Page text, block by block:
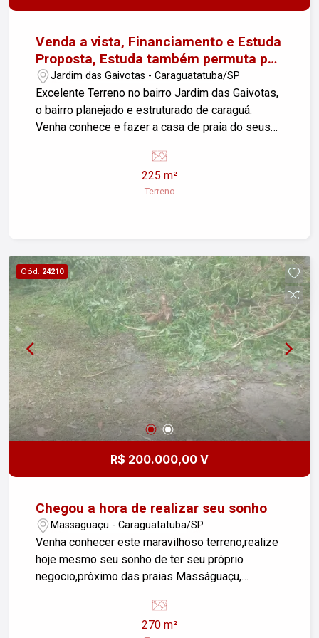
Venda a vista, Financiamento e Estuda
Proposta, Estuda também permuta por
um casa pronta a negociar.
Jardim das Gaivotas - Caraguatatuba/SP
Excelente Terreno no bairro Jardim das Gaivotas,
o bairro planejado e estruturado de caraguá.
Venha conhece e fazer a casa de praia do seus
225 m²
Terreno
Cód. 24210
R$ 200.000,00 V
Chegou a hora de realizar seu sonho
Massaguaçu - Caraguatatuba/SP
Venha conhecer este maravilhoso terreno,realize
hoje mesmo seu sonho de ter seu próprio
negocio,próximo das praias Masságuaçu,
270 m²